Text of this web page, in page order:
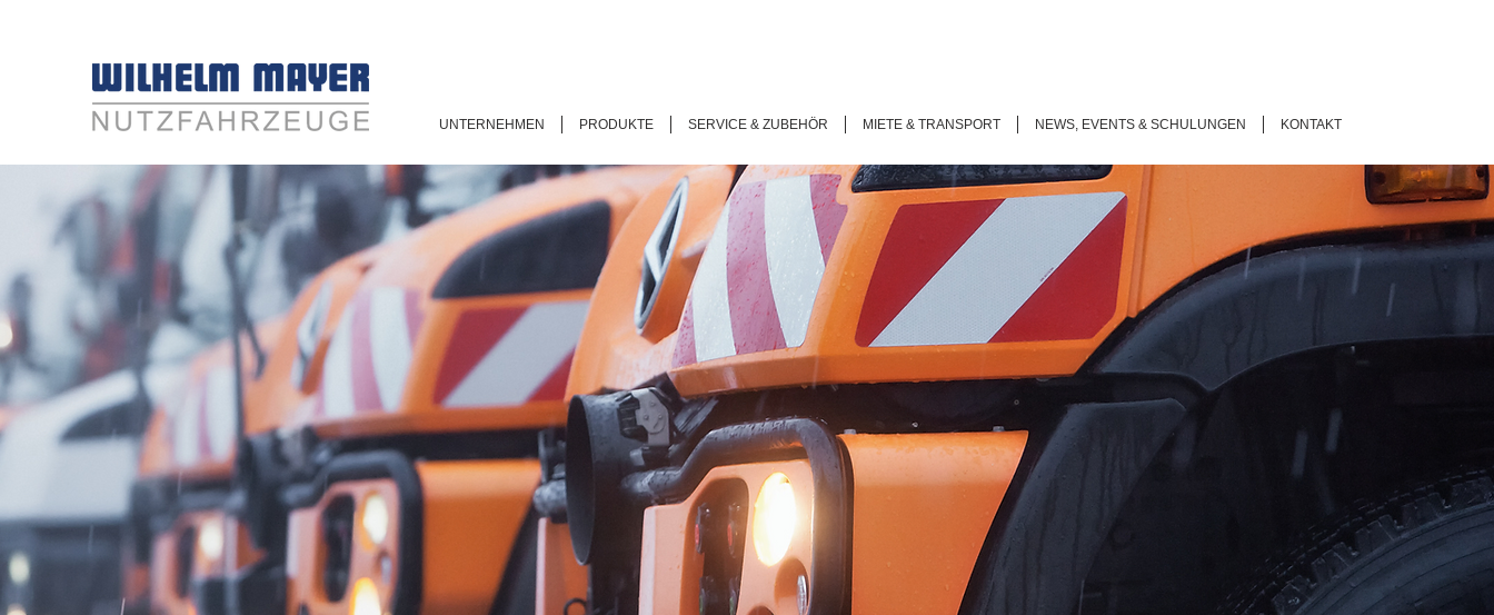
UNTERNEHMEN PRODUKTE SERVICE & ZUBEHÖR MIETE & TRANSPORT NEWS, EVENTS & SCHULUNGEN KONTAKT